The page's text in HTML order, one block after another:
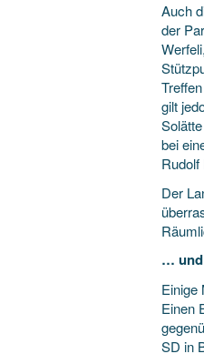
Auch
der
gilt
bei
Der
… und
Einige
Einen
SD in